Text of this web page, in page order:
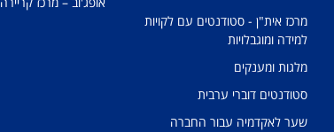
מרכז אית"ן - סטודנטים עם לקויות
למידה ומוגבלויות
מלגות ומענקים
סטודנטים דוברי ערבית
שער לאקדמיה עבור החברה